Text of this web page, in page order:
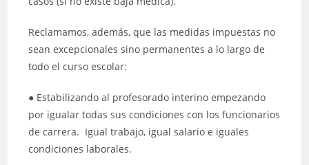
Reclamamos, además, que las medidas impuestas no
sean excepcionales sino permanentes a lo largo de
todo el curso escolar:
● Estabilizando al profesorado interino empezando
por igualar todas sus condiciones con los funcionarios
de carrera. Igual trabajo, igual salario e iguales
condiciones laborales.